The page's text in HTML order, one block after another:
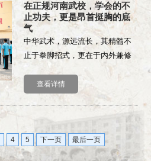
在正规河南武校，学会的不
止功夫，更是昂首挺胸的底
气
中华武术，源远流长，其精髓不
止于拳脚招式，更在于内外兼修
的精神塑造。在河南少林延鲁武
术学校，我们始终秉持“让每个学
生心中有梦，眼里有光，脚下有
查看详情
4 5 下一页 最后一页